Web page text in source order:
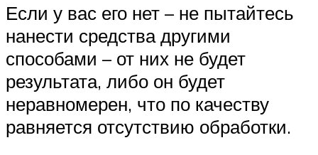
Если у вас его нет – не пытайтесь
нанести средства другими
способами – от них не будет
результата, либо он будет
неравномерен, что по качеству
равняется отсутствию обработки.